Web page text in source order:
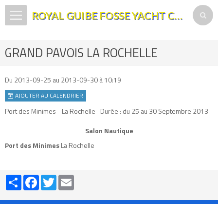
ROYAL GUIBE FOSSE YACHT CLUB
ALBUM
AGENDA
Formulaires de contact
GRAND PAVOIS LA ROCHELLE
Du 2013-09-25 au 2013-09-30à 10:19
AJOUTER AU CALENDRIER
Port des Minimes - La Rochelle Durée : du 25 au 30 Septembre 2013
Salon Nautique
Port des MinimesLa Rochelle
PartagerFacebook
Twitter